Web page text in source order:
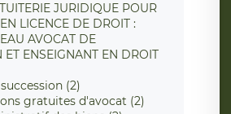
JURIDIQUE POUR
LICENCE DE DROIT :
AVOCAT DE
ET ENSEIGNANT EN DROIT
(2)
gratuites d'avocat (2)